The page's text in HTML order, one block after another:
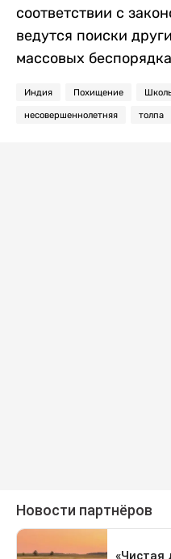
соответствии с
ведутся поиски
массовых
Индия Похищение
несовершеннолетняя толпа